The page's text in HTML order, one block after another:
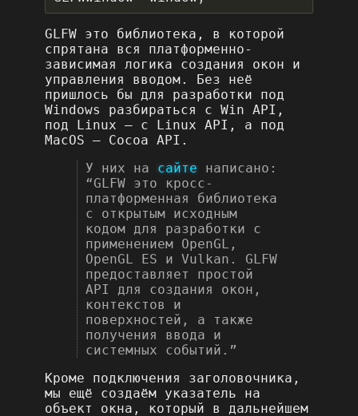
GLFW это библиотека, в которой
спрятана вся платформенно-
зависимая логика создания окон и
управления вводом. Без неё
пришлось бы для разработки под
Windows разбираться с Win API,
под Linux – с Linux API, а под
MacOS – Cocoa API.
У них на сайте написано:
“GLFW это кросс-
платформенная библиотека
с открытым исходным
кодом для разработки с
применением OpenGL,
OpenGL ES и Vulkan. GLFW
предоставляет простой
API для создания окон,
контекстов и
поверхностей, а также
получения ввода и
системных событий.”
Кроме подключения заголовочника,
мы ещё создаём указатель на
объект окна, который в дальнейшем